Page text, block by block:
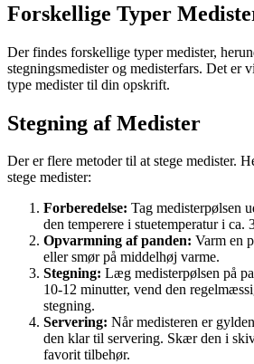
Forskellige Typer
Der findes forskellige typer medister,
stegningsmedister og medisterfars. Det er
type medister til din opskrift.
Stegning af Medister
Der er flere metoder til at stege medister.
stege medister:
Forberedelse: Tag medisterpølsen
den temperere i stuetemperatur i ca.
Opvarmning af panden: Varm en
eller smør på middelhøj varme.
Stegning: Læg medisterpølsen på
10-12 minutter, vend den
stegning.
Servering: Når medisteren er
den klar til servering. Skær den i
favorit tilbehør.